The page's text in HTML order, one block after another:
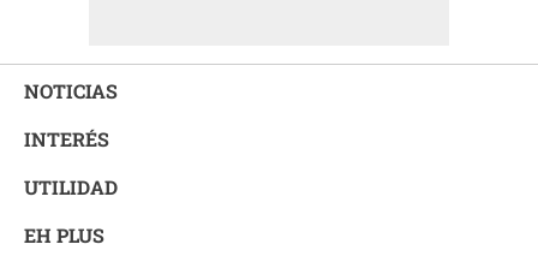
NOTICIAS
INTERÉS
UTILIDAD
EH PLUS